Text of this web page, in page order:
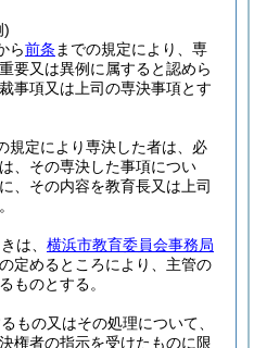
)
ら前条 までの規定により、専
要又は異例に属すると認めら
事項又は上司の専決事項とす
規定により専決した者は、必
、その専決した事項につい
、その内容を教育長又は上司
は、 横浜市教育委員会事務局
定めるところにより、主管の
ものとする。
もの又はその処理について、
権者の指示を受けたものに限